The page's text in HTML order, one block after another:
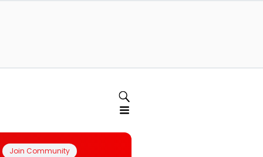
Join Community